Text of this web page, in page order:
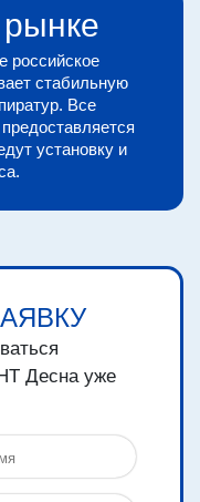
российское
стабильную
Все
установку и
Десна уже